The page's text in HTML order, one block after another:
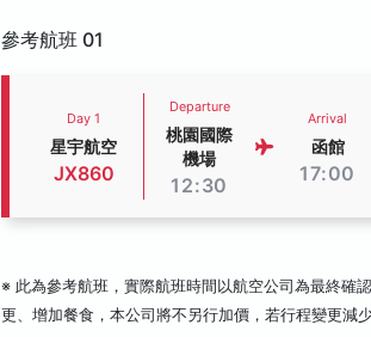
參考航班 01
Day 1
星宇航空
JX860
Departure
桃園國際
機場
12:30
Arrival
函館
17:00
※ 此為參考航班，實際航班時間以航空公司為最終確
更、增加餐食，本公司將不另行加價，若行程變更減